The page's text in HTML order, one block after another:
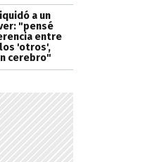
a un
"pensé
entre
'otros',
cerebro"